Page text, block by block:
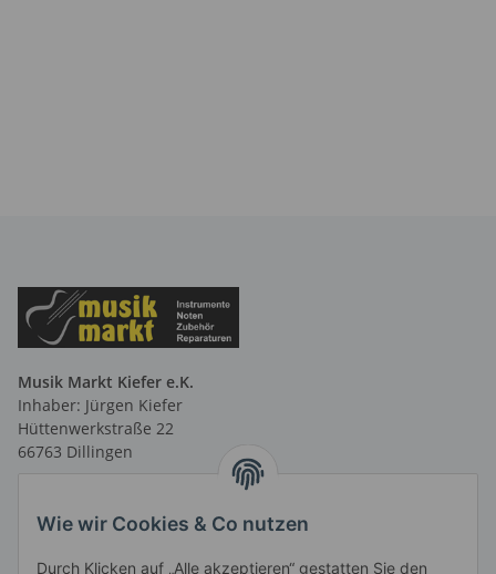
Wie wir Cookies & Co nutzen
Durch Klicken auf „Alle akzeptieren“ gestatten Sie den
Musik Markt Kiefer e.K.
Inhaber: Jürgen Kiefer
Hüttenwerkstraße 22
66763 Dillingen
Telefax: 06831 9 66 58 41